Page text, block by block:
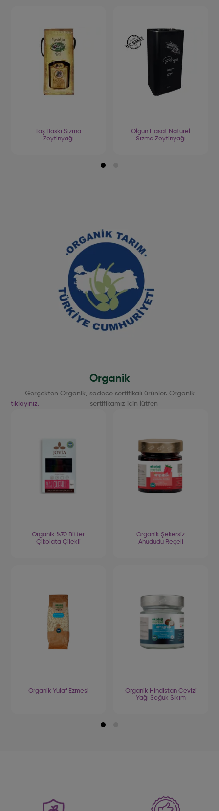
Taş Baskı Sızma
Zeytinyağı
Olgun Hasat Naturel
Sızma Zeytinyağı
Organik
Gerçekten Organik, sadece sertifikalı ürünler. Organik
sertifikamız için lütfen
tıklayınız.
Organik %70 Bitter
Çikolata Çilekli
Organik Şekersiz
Ahududu Reçeli
Organik Yulaf Ezmesi
Organik Hindistan Cevizi
Yağı Soğuk Sıkım